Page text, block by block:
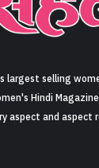
largest selling
Hindi
aspect and aspect